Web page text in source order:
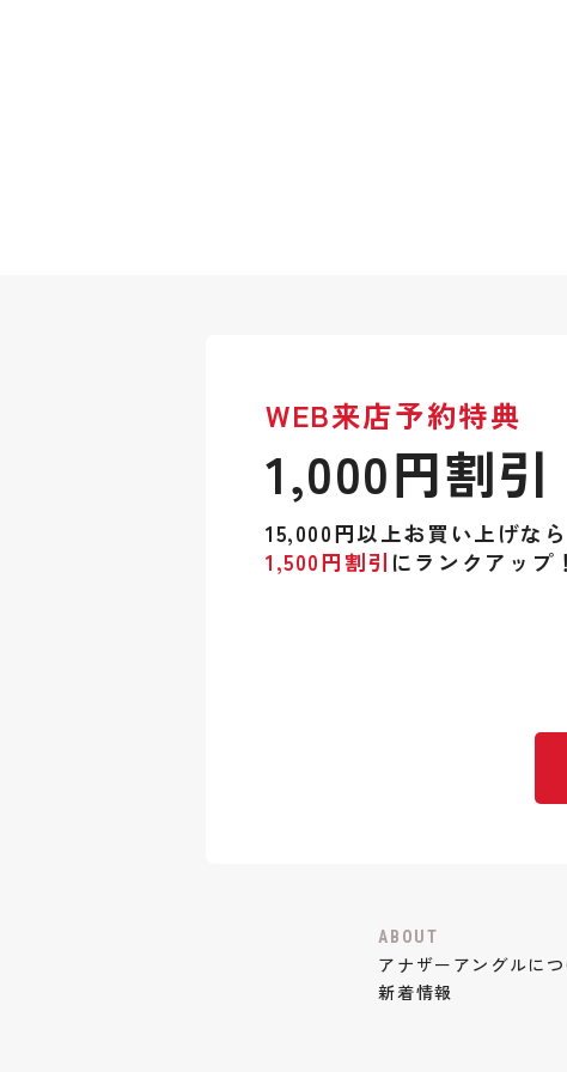
WEB来店予約特典
1,000円割引
15,000円以上お買い上げなら
1,500円割引 にランクアップ！
ABOUT
アナザーアングルに
新着情報